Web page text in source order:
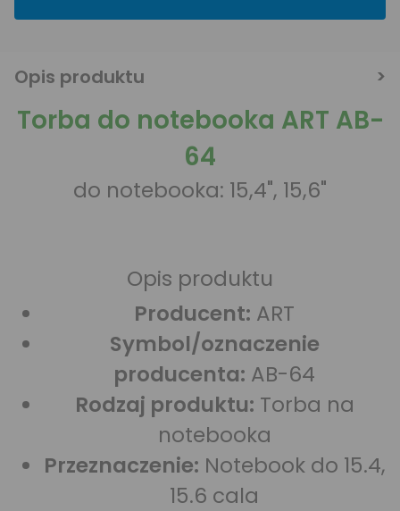
Opis produktu
Torba do notebooka ART AB-
64
do notebooka: 15,4", 15,6"
Opis produktu
Producent: ART
Symbol/oznaczenie
producenta: AB-64
Rodzaj produktu: Torba na
notebooka
Przeznaczenie: Notebook do 15.4,
15.6 cala